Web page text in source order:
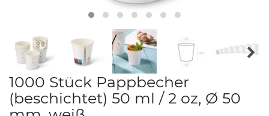
1000 Stück Pappbecher
(beschichtet) 50 ml / 2 oz, Ø 50